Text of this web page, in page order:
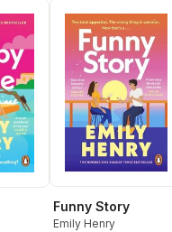
Funny Story
Emily Henry